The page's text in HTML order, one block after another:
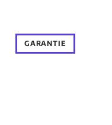
GARANTIE